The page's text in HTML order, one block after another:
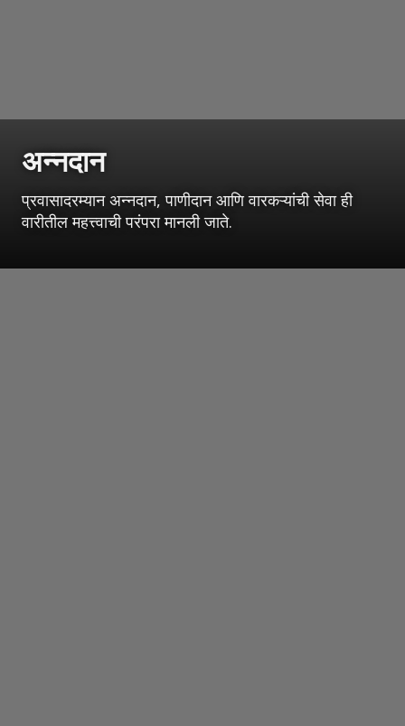
अन्नदान
प्रवासादरम्यान अन्नदान, पाणीदान आणि वारकऱ्यांची सेवा ही
वारीतील महत्त्वाची परंपरा मानली जाते.